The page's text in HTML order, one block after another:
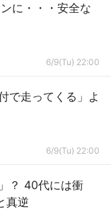
に・・・安全な
6/9(Tu) 22:00
で走ってくる」よ
6/9(Tu) 22:00
？ 40代には衝
真逆